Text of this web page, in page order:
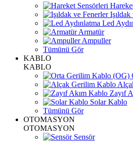
Işıldak
Led
Armatür
Ampuller
Tümünü Gör
KABLO
KABLO
Zayıf
Solar Kablo
Tümünü Gör
OTOMASYON
OTOMASYON
Sensör